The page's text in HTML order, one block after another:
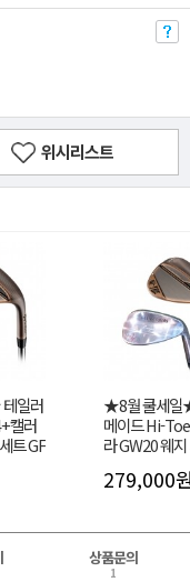
위시리스트
일러
캘러
트 GF
★8월 쿨세일
메이드 Hi-
라 GW20 웨
279,000
상품문의
1